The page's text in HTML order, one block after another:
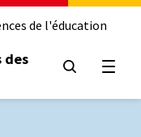
de l'éducation
des